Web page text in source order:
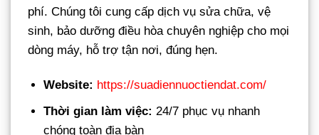
phí. Chúng tôi cung cấp dịch vụ sửa chữa, vệ
sinh, bảo dưỡng điều hòa chuyên nghiệp cho mọi
dòng máy, hỗ trợ tận nơi, đúng hẹn.
Website: https://suadiennuoctiendat.com/
Thời gian làm việc: 24/7 phục vụ nhanh
chóng toàn địa bàn